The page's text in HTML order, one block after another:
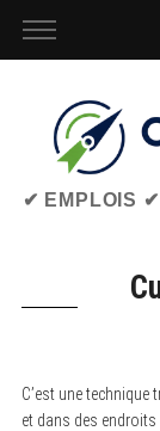
✔ EMPLOIS
C’est une
et dans des